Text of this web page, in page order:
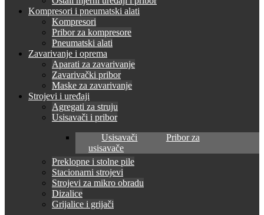
Kompresori i pneumatski alati
Kompresori
Pribor za kompresore
Pneumatski alati
Zavarivanje i oprema
Aparati za zavarivanje
Zavarivački pribor
Maske za zavarivanje
Strojevi i uređaji
Agregati za struju
Usisavači i pribor
Usisavači
Pribor za
usisavače
Preklopne i stolne pile
Stacionarni strojevi
Strojevi za mikro obradu
Dizalice
Grijalice i grijači